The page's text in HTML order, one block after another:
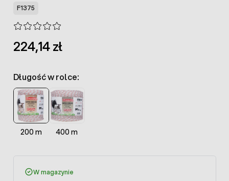
F1375
224,14 zł
Długość w rolce:
200 m 400 m
W magazynie